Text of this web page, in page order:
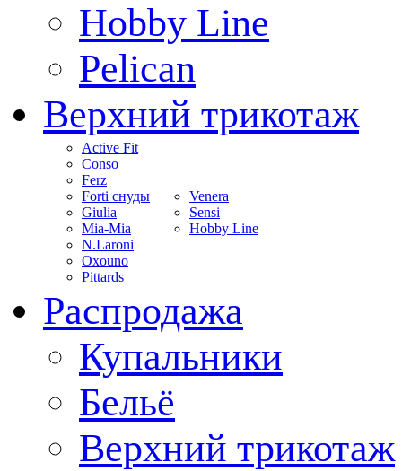
Hobby Line
Pelican
Верхний трикотаж
Active Fit
Conso
Ferz
Forti снуды
Giulia
Mia-Mia
N.Laroni
Oxouno
Pittards
Venera
Sensi
Hobby Line
Распродажа
Купальники
Бельё
Верхний трикотаж